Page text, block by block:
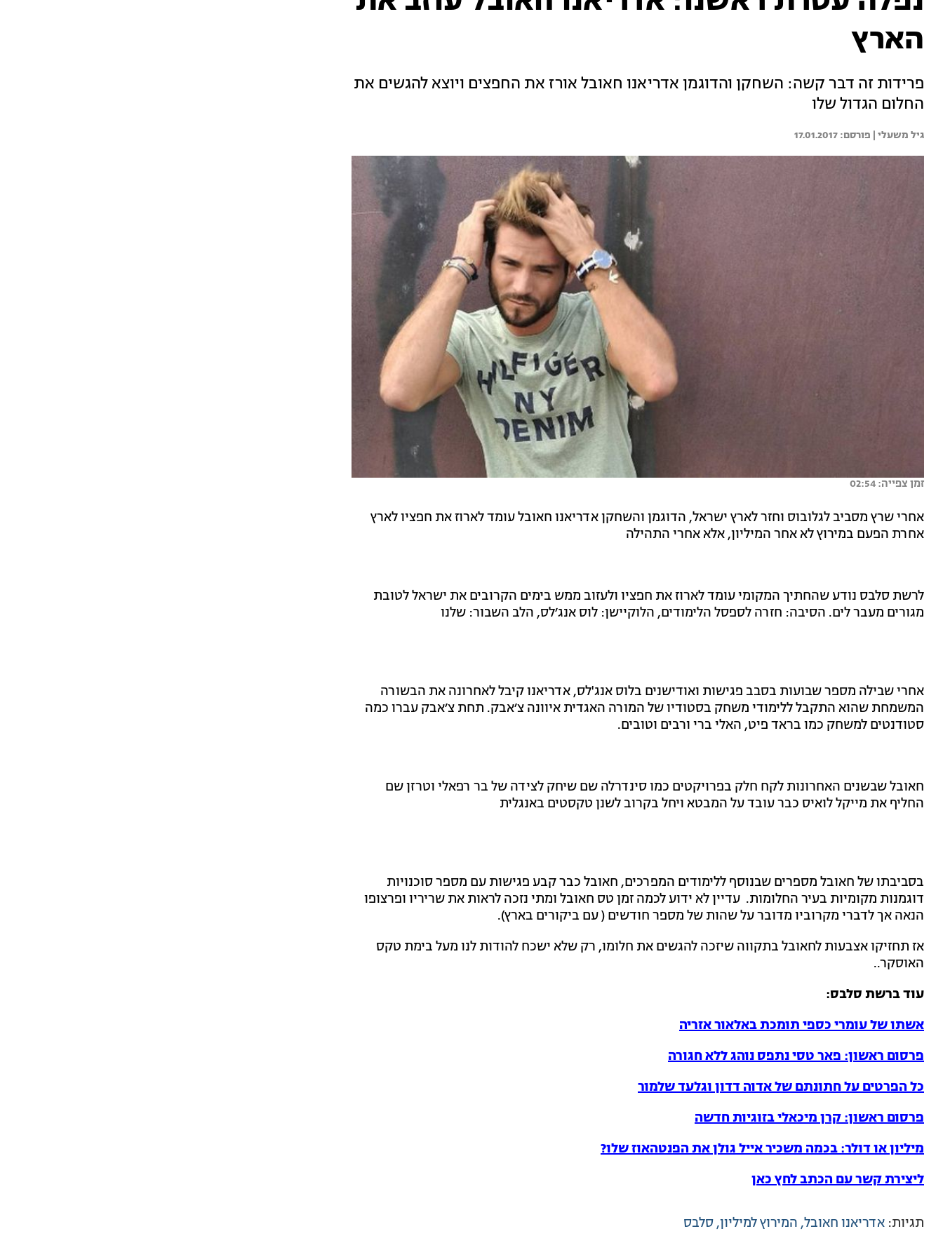
הארץ
פרידות זה דבר קשה: השחקן והדוגמן אדריאנו חאובל אורז את החפצים ויוצא להגשים את
החלום הגדול שלו
גיל משעלי | 17.01.2017
זמן צפייה: 02:54
אחרי שרץ מסביב לגלובוס וחזר לארץ ישראל, הדוגמן והשחקן אדריאנו חאובל עומד לארוז את חפציו לארץ
אחרת הפעם במירוץ לא אחר המיליון, אלא אחרי התהילה
לרשת סלבס נודע שהחתיך המקומי עומד לארוז את חפציו ולעזוב ממש בימים הקרובים את ישראל לטובת
מגורים מעבר לים. הסיבה: חזרה לספסל הלימודים, הלוקיישן: לוס אנג׳לס, הלב השבור: שלנו
אחרי שבילה מספר שבועות בסבב פגישות ואודישנים בלוס אנג'לס, אדריאנו קיבל לאחרונה את הבשורה
המשמחת שהוא התקבל ללימודי משחק בסטודיו של המורה האגדית איוונה צ׳אבק. תחת צ׳אבק עברו כמה
סטודנטים למשחק כמו בראד פיט, האלי ברי ורבים וטובים.
חאובל שבשנים האחרונות לקח חלק בפרויקטים כמו סינדרלה שם שיחק לצידה של בר רפאלי וטרזן שם
החליף את מייקל לואיס כבר עובד על המבטא ויחל בקרוב לשנן טקסטים באנגלית
בסביבתו של חאובל מספרים שבנוסף ללימודים המפרכים, חאובל כבר קבע פגישות עם מספר סוכנויות
דוגמנות מקומיות בעיר החלומות. עדיין לא ידוע לכמה זמן טס חאובל ומתי נזכה לראות את שריריו ופרצופו
הנאה אך לדברי מקרוביו מדובר על שהות של מספר חודשים ( עם ביקורים בארץ).
אז תחזיקו אצבעות לחאובל בתקווה שיזכה להגשים את חלומו, רק שלא ישכח להודות לנו מעל בימת טקס
האוסקר..
עוד ברשת סלבס:
אשתו של עומרי כספי תומכת באלאור אזריה
פרסום ראשון: פאר טסי נתפס נוהג ללא חגורה
כל הפרטים על חתונתם של אדוה דדון וגלעד שלמור
פרסום ראשון: קרן מיכאלי בזוגיות חדשה
מיליון או דולר: בכמה משכיר אייל גולן את הפנטהאוז שלו?
ליצירת קשר עם הכתב לחץ כאן
תגיות: אדריאנו חאובל המירוץ למיליון סלבס